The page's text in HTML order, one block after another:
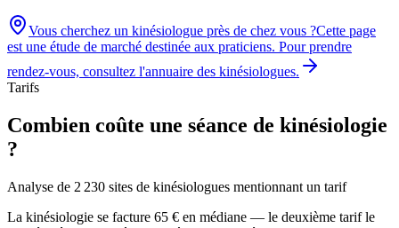
Vous cherchez un kinésiologue près de chez vous ?Cette page
est une étude de marché destinée aux praticiens. Pour prendre
rendez-vous, consultez l'annuaire des kinésiologues.
Tarifs
Combien coûte une séance de kinésiologie
?
Analyse de 2 230 sites de kinésiologues mentionnant un tarif
La kinésiologie se facture 65 € en médiane — le deuxième tarif le